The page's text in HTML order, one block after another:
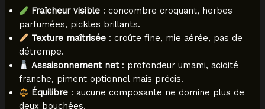
Fraîcheur visible : concombre croquant, herbes
parfumées, pickles brillants.
Texture maîtrisée : croûte fine, mie aérée, pas de
détrempe.
Assaisonnement net: profondeur umami, acidité
franche, piment optionnel mais précis.
Équilibre : aucune composante ne domine plus de
deux bouchées.